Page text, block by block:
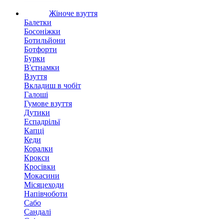
Жіноче взуття
Балетки
Босоніжки
Ботильйони
Ботфорти
Бурки
В'єтнамки
Взуття
Вкладиш в чобіт
Галоші
Гумове взуття
Дутики
Еспадрільї
Капці
Кеди
Коралки
Крокси
Кросівки
Мокасини
Місяцеходи
Напівчоботи
Сабо
Сандалі